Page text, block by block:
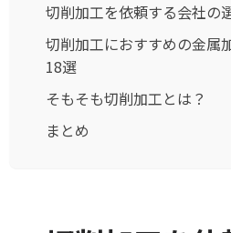
切削加工を依頼する会社の
切削加工におすすめの金属
18選
そもそも切削加工とは？
まとめ